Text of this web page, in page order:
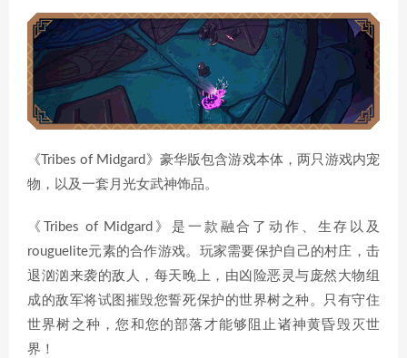
《Tribes of Midgard》豪华版包含游戏本体，两只游戏内宠
物，以及一套月光女武神饰品。
《Tribes of Midgard》是一款融合了动作、生存以及
rouguelite元素的合作游戏。玩家需要保护自己的村庄，击
退汹汹来袭的敌人，每天晚上，由凶险恶灵与庞然大物组
成的敌军将试图摧毁您誓死保护的世界树之种。只有守住
世界树之种，您和您的部落才能够阻止诸神黄昏毁灭世
界！